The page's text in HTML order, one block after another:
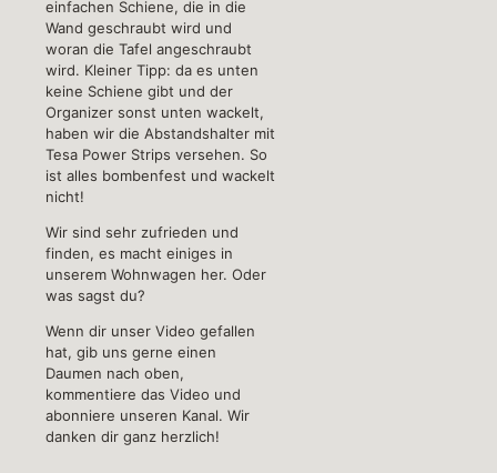
einfachen Schiene, die in die
Wand geschraubt wird und
woran die Tafel angeschraubt
wird. Kleiner Tipp: da es unten
keine Schiene gibt und der
Organizer sonst unten wackelt,
haben wir die Abstandshalter mit
Tesa Power Strips versehen. So
ist alles bombenfest und wackelt
nicht!
Wir sind sehr zufrieden und
finden, es macht einiges in
unserem Wohnwagen her. Oder
was sagst du?
Wenn dir unser Video gefallen
hat, gib uns gerne einen
Daumen nach oben,
kommentiere das Video und
abonniere unseren Kanal. Wir
danken dir ganz herzlich!